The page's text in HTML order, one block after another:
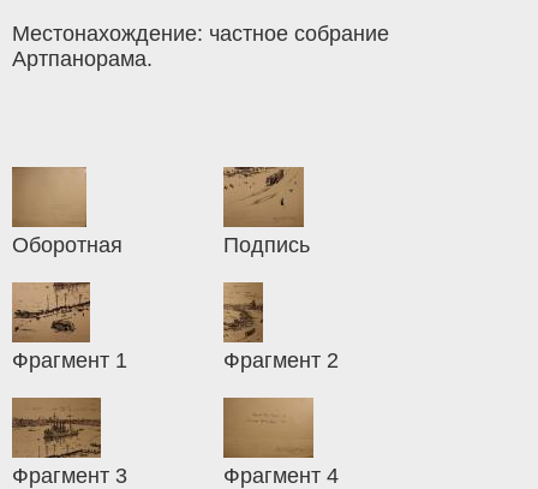
Местонахождение: частное собрание
Артпанорама.
Оборотная Подпись
Фрагмент 1 Фрагмент 2
Фрагмент 3 Фрагмент 4